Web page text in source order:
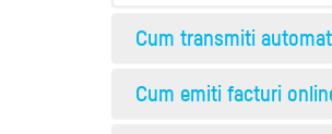
Cum transmiti
Cum emiti facturi